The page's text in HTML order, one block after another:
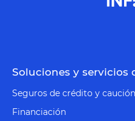
Soluciones y servicios
Seguros de crédito y caución
Financiación